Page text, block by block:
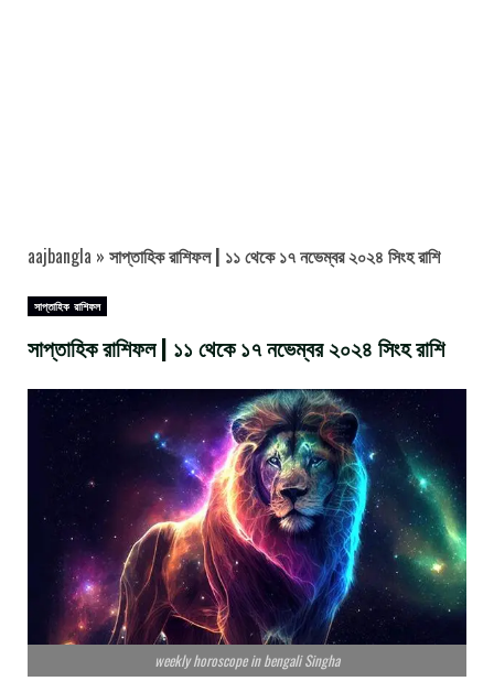
aajbangla » সাপ্তাহিক রাশিফল | ১১ থেকে ১৭ নভেম্বর ২০২৪ সিংহ রাশি
সাপ্তাহিক রাশিফল
সাপ্তাহিক রাশিফল | ১১ থেকে ১৭ নভেম্বর ২০২৪ সিংহ রাশি
weekly horoscope in bengali Singha